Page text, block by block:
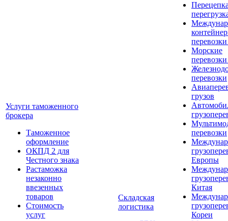
Услуги таможенного
брокера
Таможенное
оформление
ОКПД 2 для
Честного знака
Растаможка
незаконно
ввезенных
товаров
Стоимость
услуг
Складская
логистика
Морские
перевозки
грузов
перевозки
Европы
Китая
Кореи